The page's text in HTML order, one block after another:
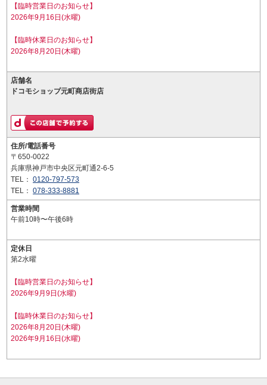
【臨時営業日のお知らせ】
2026年9月16日(水曜)
【臨時休業日のお知らせ】
2026年8月20日(木曜)
店舗名
ドコモショップ元町商店街店
住所/電話番号
〒650-0022
兵庫県神戸市中央区元町通2-6-5
TEL： 0120-797-573
TEL： 078-333-8881
営業時間
午前10時〜午後6時
定休日
第2水曜
【臨時営業日のお知らせ】
2026年9月9日(水曜)
【臨時休業日のお知らせ】
2026年8月20日(木曜)
2026年9月16日(水曜)